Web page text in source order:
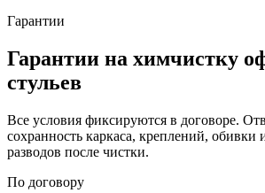
Гарантии
Гарантии на химчистку
стульев
Все условия фиксируются в договоре.
сохранность каркаса, креплений, обивки
разводов после чистки.
По договору